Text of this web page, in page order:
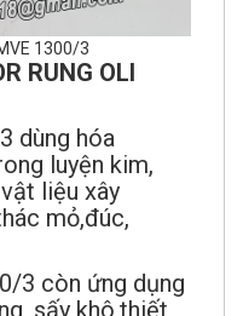
1300/3
RUNG OLI
dùng hóa
luyện kim,
liệu xây
mỏ,đúc,
3 còn ứng dụng
sấy khô,thiết